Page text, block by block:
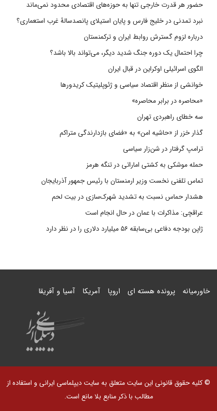
حضور هر قدرت خارجی تنها به حوزه‌های اقتصادی محدود نمی‌ماند
نبرد تمدنی در خلیج فارس و پایان استیلای پانصدسالۀ غرب استعماری؟
درباره لزوم گسترش روابط ایران و ترکمنستان
چرا احتمال یک دوره جنگ شدید دیگر، می‌تواند بالا باشد؟
الگوی اسرائیلی اوکراین در قبال ایران
خوانشی از منظر اقتصاد سیاسی و ژئوپلیتیک کریدورها
«محاصره در برابر محاصره»
سه خطای راهبردی تهران
گذار خزر از «حاشیه امن» به «فضای بازدارندگی متراکم
ترامپ گرفتار در شن‌زار سیاسی
حمله موشکی به کشتی اماراتی در تنگه هرمز
تماس تلفنی نخست وزیر ارمنستان با رئیس جمهور آذربایجان
هشدار حماس نسبت به تشدید شهرک‌سازی در بیت‌ لحم
عراقچی: مذاکرات با عمان در حال انجام است
ژاپن بودجه دفاعی بی‌سابقه ۵۶ میلیارد دلاری را در نظر دارد
خاورمیانه پرونده هسته ای اروپا آمریکا آسیا و آفریقا
© کلیه حقوق قانونی این سایت متعلق به سایت دیپلماسی ایرانی و استفاده از
مطالب با ذکر منابع بلا مانع است.